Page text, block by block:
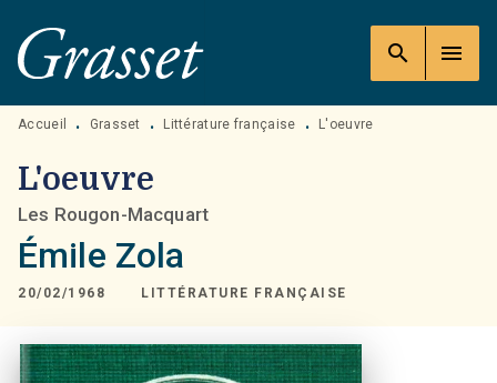
MENU RECHERCHE
PIED DE PAGE
search menu
Accueil • Grasset • Littérature française • L'oeuvre
L'oeuvre
Les Rougon-Macquart
Émile Zola
20/02/1968 LITTÉRATURE FRANÇAISE